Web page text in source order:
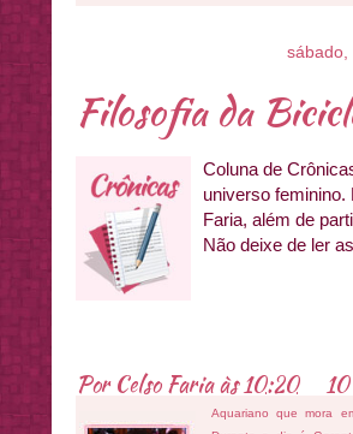
sábado,
Filosofia da
Coluna de
universo
Faria, além de
Não deixe de ler
PorCelso Fariaàs10:20
Aquariano que mora